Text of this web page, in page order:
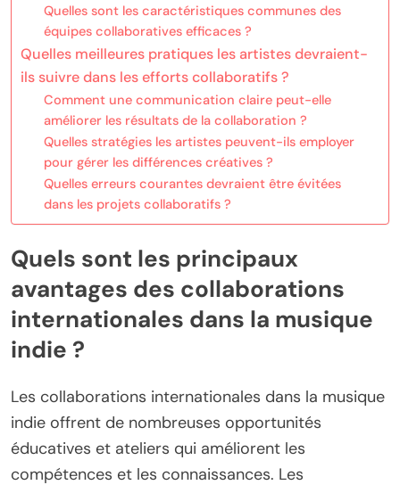
Quelles sont les caractéristiques communes des
équipes collaboratives efficaces ?
Quelles meilleures pratiques les artistes devraient-
ils suivre dans les efforts collaboratifs ?
Comment une communication claire peut-elle
améliorer les résultats de la collaboration ?
Quelles stratégies les artistes peuvent-ils employer
pour gérer les différences créatives ?
Quelles erreurs courantes devraient être évitées
dans les projets collaboratifs ?
Quels sont les principaux
avantages des collaborations
internationales dans la musique
indie ?
Les collaborations internationales dans la musique
indie offrent de nombreuses opportunités
éducatives et ateliers qui améliorent les
compétences et les connaissances. Les